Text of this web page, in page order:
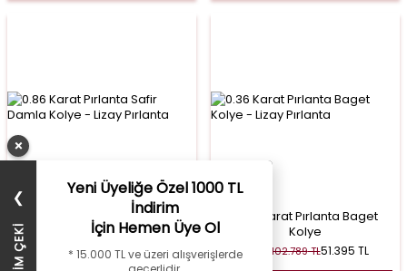
0.86 Karat Pırlanta Safir
Damla Kolye
121.918TL 60.959TL
0.36 Karat Pırlanta Baget
Kolye
102.789TL51.395 TL
×
❯
Yeni Üyeliğe Özel 1000 TL
İndirim
İçin Hemen Üye Ol
* 15.000 TL ve üzeri alışverişlerde